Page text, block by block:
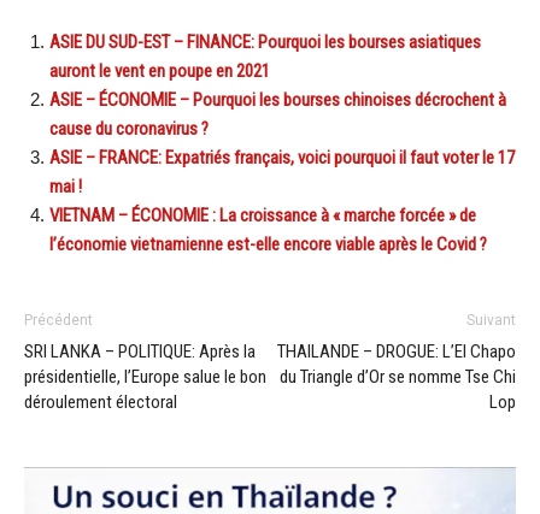
ASIE DU SUD-EST – FINANCE: Pourquoi les bourses asiatiques
auront le vent en poupe en 2021
ASIE – ÉCONOMIE – Pourquoi les bourses chinoises décrochent à
cause du coronavirus ?
ASIE – FRANCE: Expatriés français, voici pourquoi il faut voter le 17
mai !
VIETNAM – ÉCONOMIE : La croissance à « marche forcée » de
l’économie vietnamienne est-elle encore viable après le Covid ?
Précédent
SRI LANKA – POLITIQUE: Après la
présidentielle, l’Europe salue le bon
déroulement électoral
Suivant
THAILANDE – DROGUE: L’El Chapo
du Triangle d’Or se nomme Tse Chi
Lop